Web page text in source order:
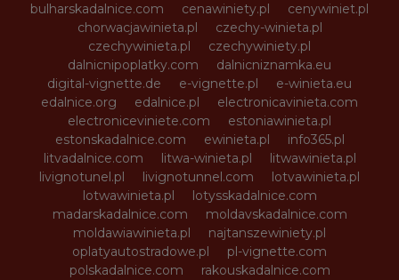
bulharskadalnice.com
cenawiniety.pl
cenywiniet.pl
chorwacjawinieta.pl
czechy-winieta.pl
czechywinieta.pl
czechywiniety.pl
dalnicnipoplatky.com
dalnicniznamka.eu
digital-vignette.de
e-vignette.pl
e-winieta.eu
edalnice.org
edalnice.pl
electronicavinieta.com
electroniceviniete.com
estoniawinieta.pl
estonskadalnice.com
ewinieta.pl
info365.pl
litvadalnice.com
litwa-winieta.pl
litwawinieta.pl
livignotunel.pl
livignotunnel.com
lotvawinieta.pl
lotwawinieta.pl
lotysskadalnice.com
madarskadalnice.com
moldavskadalnice.com
moldawiawinieta.pl
najtanszewiniety.pl
oplatyautostradowe.pl
pl-vignette.com
polskadalnice.com
rakouskadalnice.com